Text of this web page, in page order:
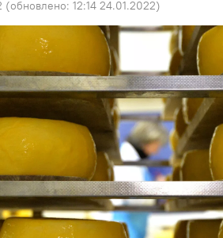
(обновлено: 12:14 24.01.2022)